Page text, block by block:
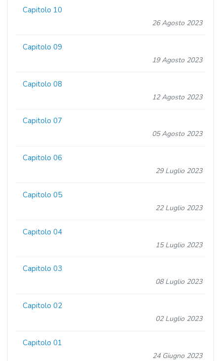
Capitolo 10
26 Agosto 2023
Capitolo 09
19 Agosto 2023
Capitolo 08
12 Agosto 2023
Capitolo 07
05 Agosto 2023
Capitolo 06
29 Luglio 2023
Capitolo 05
22 Luglio 2023
Capitolo 04
15 Luglio 2023
Capitolo 03
08 Luglio 2023
Capitolo 02
02 Luglio 2023
Capitolo 01
24 Giugno 2023